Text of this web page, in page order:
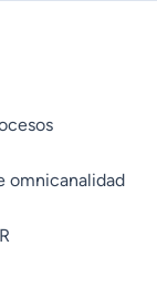
omnicanalidad